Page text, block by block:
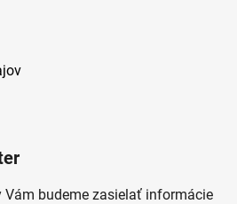
Vám budeme zasielať informácie